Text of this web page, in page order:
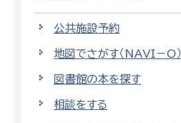
公共施設予約
地図でさがす（NAVI－O）
図書館の本を探す
相談をする